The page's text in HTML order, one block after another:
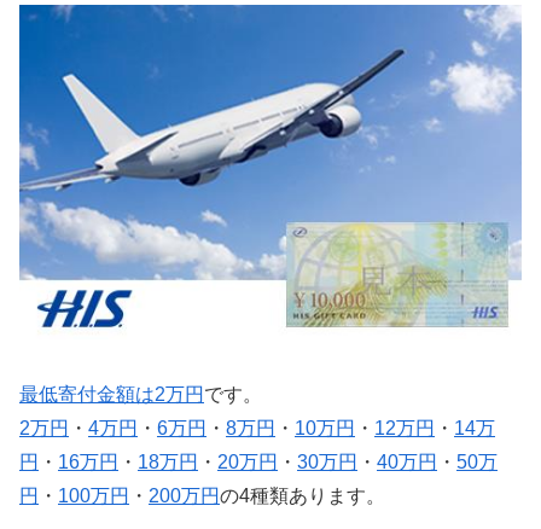
最低寄付金額は2万円 です。
2万円 ・ 4万円 ・ 6万円 ・ 8万円 ・ 10万円 ・ 12万円 ・ 14万
円 ・ 16万円 ・ 18万円 ・ 20万円 ・ 30万円 ・ 40万円 ・ 50万
円 ・ 100万円 ・ 200万円の4種類あります。